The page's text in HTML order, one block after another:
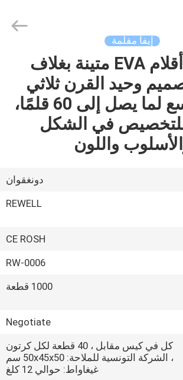
إيفا مقلمة
حافظة أقلام EVA متينة بغلاف
وحيد القرن ثلاثي
الأبعاد، تتسع لما يصل إلى 60 قلمًا،
للتخصيص في الشكل
واللون
دونغقوان
REWELL
CE ROSH
RW-0006
1000 قطعة
Negotiate
كل في كيس مقابل ، 40 قطعة لكل كرتون
، الشركة التونسية للملاحة: 50x45x50 سم
غيغاواط: حوالي 12 كلغ